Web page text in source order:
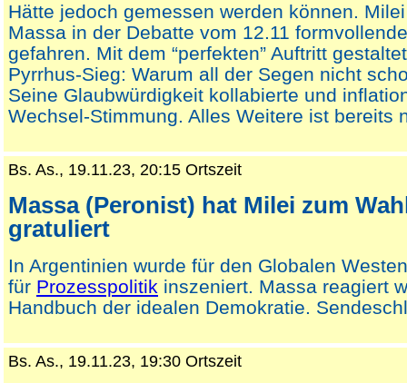
Hätte jedoch gemessen werden können.
Massa in der Debatte vom 12.11
gefahren. Mit dem “perfekten” Auftritt
Pyrrhus-Sieg: Warum all der Segen nicht
Seine Glaubwürdigkeit kollabierte und
Wechsel-Stimmung. Alles Weitere ist bereits
Bs. As., 19.11.23, 20:15 Ortszeit
Massa (Peronist) hat Milei zum
gratuliert
In Argentinien wurde für den Globalen
für Prozesspolitik inszeniert. Massa reagiert
Handbuch der idealen Demokratie.
Bs. As., 19.11.23, 19:30 Ortszeit